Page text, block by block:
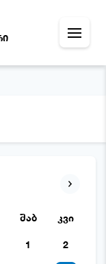
შაბ კვი
1 2